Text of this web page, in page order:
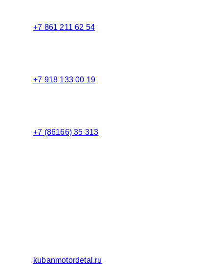
+7 861 211 62 54
+7 918 133 00 19
+7 (86166) 35 313
kubanmotordetal.ru